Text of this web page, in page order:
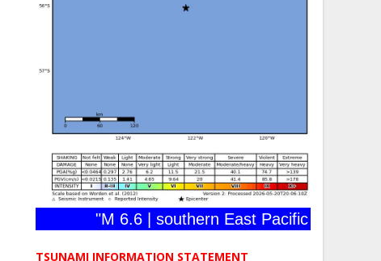
"M 6.6 | southern East Pacific Rise | 2026-
TSUNAMI INFORMATION STATEMENT